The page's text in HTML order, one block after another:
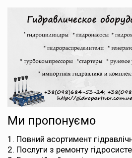
Ми пропонуємо
Повний асортимент
Послуги з ремонту